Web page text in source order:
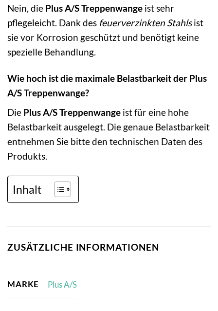
Nein, die Plus A/S Treppenwange ist sehr
pflegeleicht. Dank des feuerverzinkten Stahlsist
sie vor Korrosion geschützt und benötigt keine
spezielle Behandlung.
Wie hoch ist die maximale Belastbarkeit der Plus
A/S Treppenwange?
Die Plus A/S Treppenwange ist für eine hohe
Belastbarkeit ausgelegt. Die genaue Belastbarkeit
entnehmen Sie bitte den technischen Daten des
Produkts.
Inhalt
ZUSÄTZLICHE INFORMATIONEN
MARKE Plus A/S